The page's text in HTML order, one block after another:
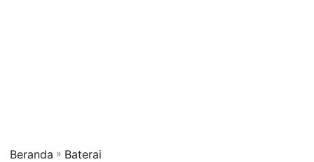
Beranda » Baterai